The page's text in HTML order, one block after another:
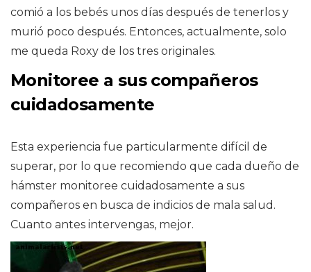
comió a los bebés unos días después de tenerlos y
murió poco después. Entonces, actualmente, solo
me queda Roxy de los tres originales.
Monitoree a sus compañeros
cuidadosamente
Esta experiencia fue particularmente difícil de
superar, por lo que recomiendo que cada dueño de
hámster monitoree cuidadosamente a sus
compañeros en busca de indicios de mala salud.
Cuanto antes intervengas, mejor.